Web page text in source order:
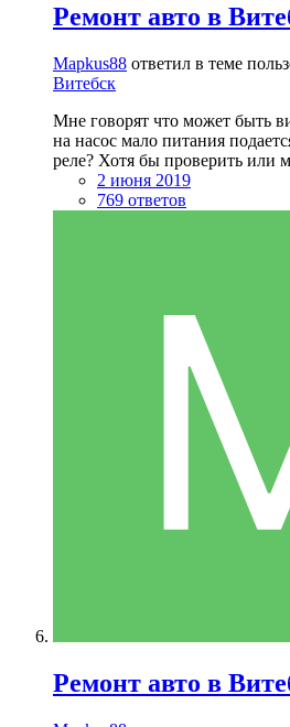
Ремонт авто в
Mapkus88 ответил в теме
Витебск
Мне говорят что может быть
на насос мало питания
реле? Хотя бы проверить или
2 июня 2019
769 ответов
Ремонт авто в